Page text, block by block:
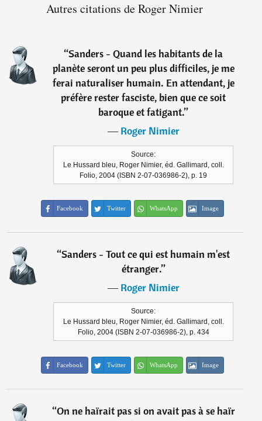
Autres citations de Roger Nimier
“Sanders - Quand les habitants de la
planète seront un peu plus difficiles, je me
ferai naturaliser humain. En attendant, je
préfère rester fasciste, bien que ce soit
baroque et fatigant.”
―Roger Nimier
Source:
Le Hussard bleu, Roger Nimier, éd. Gallimard, coll.
Folio, 2004 (ISBN 2-07-036986-2), p. 19
Facebook Twitter WhatsApp Image
“Sanders - Tout ce qui est humain m'est
étranger.”
―Roger Nimier
Source:
Le Hussard bleu, Roger Nimier, éd. Gallimard, coll.
Folio, 2004 (ISBN 2-07-036986-2), p. 434
Facebook Twitter WhatsApp Image
“On ne haïrait pas si on avait pas à se haïr